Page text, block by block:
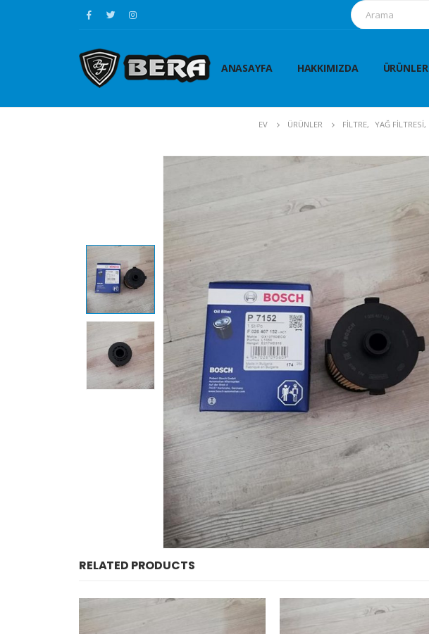
ANASAYFA HAKKIMIZDA ÜRÜNLER
EV ÜRÜNLER FİLTRE, YAĞ FİLTRESİ,
RELATED PRODUCTS